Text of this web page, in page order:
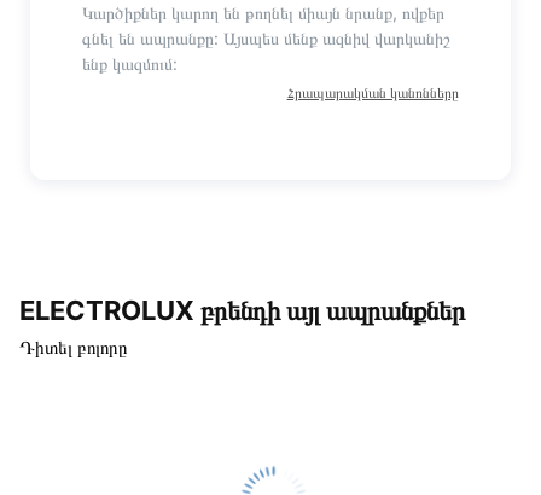
Կարծիքներ կարող են թողնել միայն նրանք, ովքեր
գնել են ապրանքը: Այսպես մենք ազնիվ վարկանիշ
ենք կազմում:
Հրապարակման կանոնները
ELECTROLUX բրենդի այլ ապրանքներ
Դիտել բոլորը